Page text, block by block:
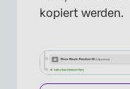
kopiert werden.